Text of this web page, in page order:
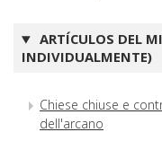
ARTÍCULOS DEL
INDIVIDUALMENTE)
Chiese chiuse e
dell'arcano